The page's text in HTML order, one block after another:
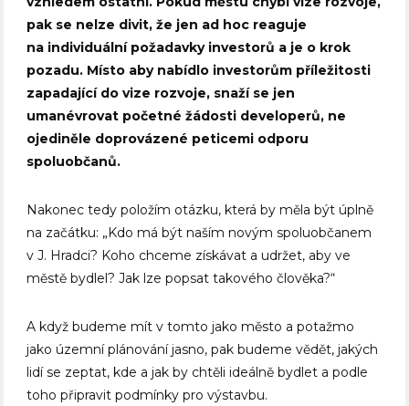
pak se nelze divit, že jen ad hoc reaguje
na individuální požadavky investorů a je o krok
pozadu. Místo aby nabídlo investorům příležitosti
zapadající do vize rozvoje, snaží se jen
umanévrovat početné žádosti developerů, ne
ojediněle doprovázené peticemi odporu
spoluobčanů.
Nakonec tedy položím otázku, která by měla být úplně
na začátku: „Kdo má být naším novým spoluobčanem
v J. Hradci? Koho chceme získávat a udržet, aby ve
městě bydlel? Jak lze popsat takového člověka?“
A když budeme mít v tomto jako město a potažmo
jako územní plánování jasno, pak budeme vědět, jakých
lidí se zeptat, kde a jak by chtěli ideálně bydlet a podle
toho připravit podmínky pro výstavbu.